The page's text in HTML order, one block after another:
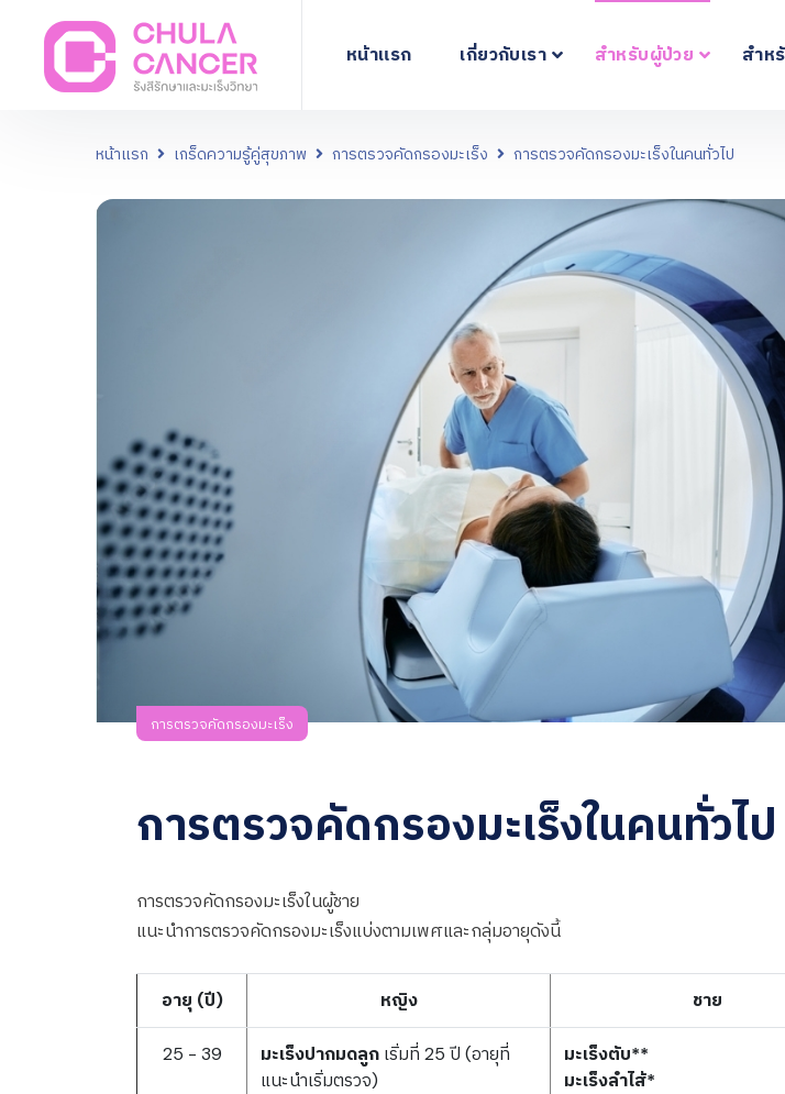
หน้าแรก เกี่ยวกับเรา สำหรับผู้ป่วย สำห
หน้าแรก เกร็ดความรู้คู่สุขภาพ การตรวจคัดกรองมะเร็ง การตรวจคัดกรองมะเร็งในคนทั่วไป
การตรวจคัดกรองมะเร็ง
การตรวจคัดกรองมะเร็งในคนทั่วไป
การตรวจคัดกรองมะเร็งในผู้ชาย
แนะนำการตรวจคัดกรองมะเร็งแบ่งตามเพศและกลุ่มอายุดังนี้
อายุ (ปี) หญิง ชาย
25 - 39 มะเร็งปากมดลูก เริ่มที่ 25 ปี (อายุที่
แนะนำเริ่มตรวจ)
มะเร็งตับ**
มะเร็งลำไส้*